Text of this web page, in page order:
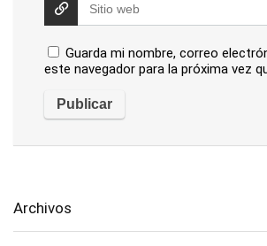
Guarda mi nombre, correo
este navegador para la próxima vez
Archivos